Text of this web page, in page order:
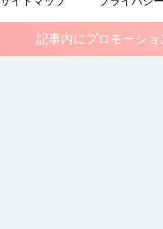
記事内にプロモーショ